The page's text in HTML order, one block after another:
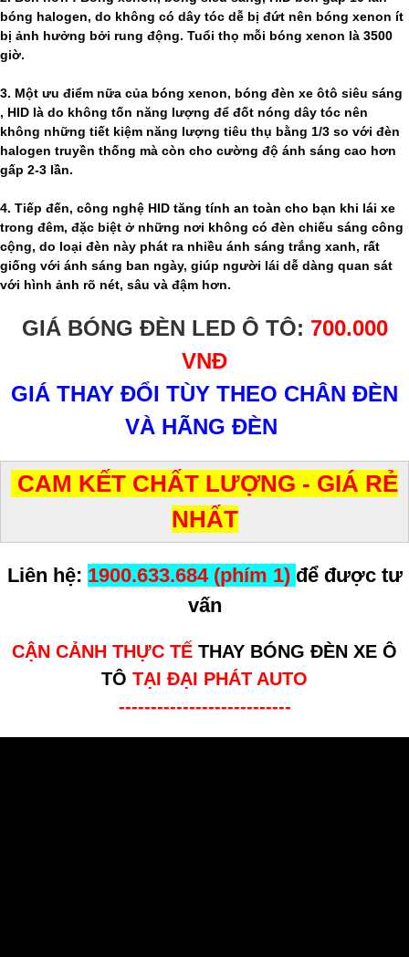
bóng halogen, do không có dây tóc dễ bị đứt nên bóng xenon ít
bị ảnh hưởng bởi rung động. Tuổi thọ mỗi bóng xenon là 3500
giờ.
3. Một ưu điểm nữa của bóng xenon, bóng đèn xe ôtô siêu sáng
, HID là do không tốn năng lượng để đốt nóng dây tóc nên
không những tiết kiệm năng lượng tiêu thụ bằng 1/3 so với đèn
halogen truyền thống mà còn cho cường độ ánh sáng cao hơn
gấp 2-3 lần.
4. Tiếp đến, công nghệ HID tăng tính an toàn cho bạn khi lái xe
trong đêm, đặc biệt ở những nơi không có đèn chiếu sáng công
cộng, do loại đèn này phát ra nhiều ánh sáng trắng xanh, rất
giống với ánh sáng ban ngày, giúp người lái dễ dàng quan sát
với hình ảnh rõ nét, sâu và đậm hơn.
GIÁ BÓNG ĐÈN LED Ô TÔ: 700.000
VNĐ
GIÁ THAY ĐỔI TÙY THEO CHÂN ĐÈN
VÀ HÃNG ĐÈN
CAM KẾT CHẤT LƯỢNG - GIÁ RẺ
NHẤT
Liên hệ: 1900.633.684 (phím 1) để được tư
vấn
CẬN CẢNH THỰC TẾ THAY BÓNG ĐÈN XE Ô
TÔ TẠI ĐẠI PHÁT AUTO
---------------------------